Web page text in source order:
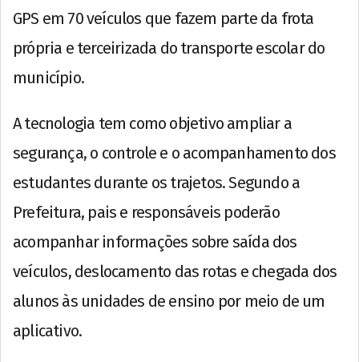
GPS em 70 veículos que fazem parte da frota
própria e terceirizada do transporte escolar do
município.
A tecnologia tem como objetivo ampliar a
segurança, o controle e o acompanhamento dos
estudantes durante os trajetos. Segundo a
Prefeitura, pais e responsáveis poderão
acompanhar informações sobre saída dos
veículos, deslocamento das rotas e chegada dos
alunos às unidades de ensino por meio de um
aplicativo.